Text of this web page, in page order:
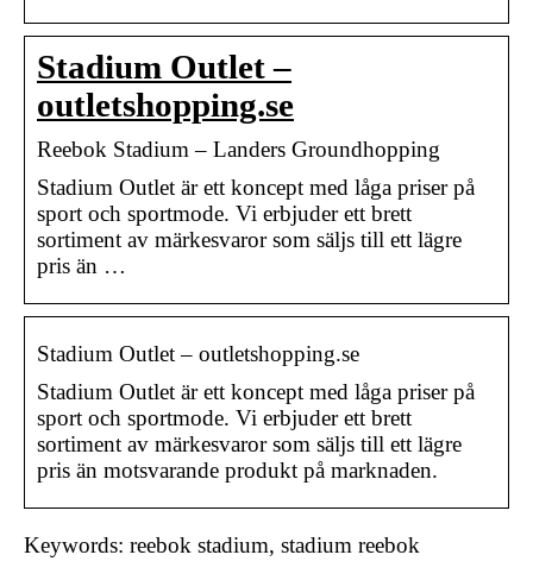
Stadium Outlet –
outletshopping.se
Reebok Stadium – Landers Groundhopping
Stadium Outlet är ett koncept med låga priser på
sport och sportmode. Vi erbjuder ett brett
sortiment av märkesvaror som säljs till ett lägre
pris än …
Stadium Outlet – outletshopping.se
Stadium Outlet är ett koncept med låga priser på
sport och sportmode. Vi erbjuder ett brett
sortiment av märkesvaror som säljs till ett lägre
pris än motsvarande produkt på marknaden.
Keywords: reebok stadium, stadium reebok